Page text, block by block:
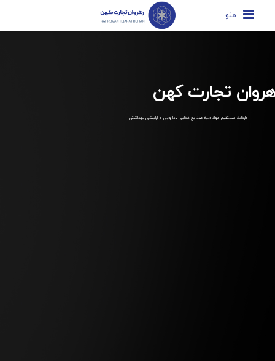
منو
تجارت کهن
واردات مستقیم مواداولیه صنایع غذایی ، دارویی و آرایشی بهداشتی